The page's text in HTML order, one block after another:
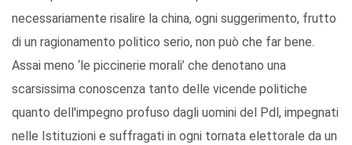
necessariamente risalire la china, ogni suggerimento, frutto
di un ragionamento politico serio, non può che far bene.
Assai meno ‘le piccinerie morali’ che denotano una
scarsissima conoscenza tanto delle vicende politiche
quanto dell'impegno profuso dagli uomini del Pdl, impegnati
nelle Istituzioni e suffragati in ogni tornata elettorale da un